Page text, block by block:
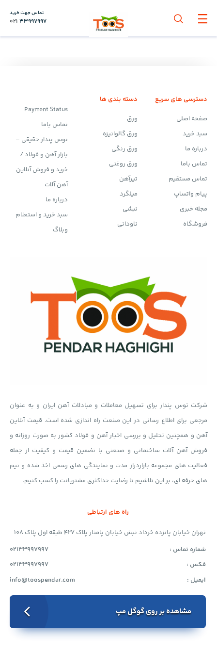
تماس جهت خرید
021 33997997
دسترسی های سریع
صفحه اصلی
سبد خرید
درباره ما
تماس باما
تماس مستقیم
پیام واتساپ
مجله خبری
فروشگاه
دسته بندی ها
ورق
ورق گالوانیزه
ورق رنگی
ورق روغنی
تیرآهن
میلگرد
نبشی
ناودانی
Payment Status
تماس باما
توس پندار حقیقی –
بازار آهن و فولاد /
خرید و فروش آنلاین
آهن آلات
درباره ما
سبد خرید و استعلام
وبلاگ
شرکت توس پندار برای تسهیل معاملات و مبادلات آهن ایران و به عنوان
مرجعی برای اطلاع رسانی در این صنعت راه اندازی شده است. قیمت آنلاین
آهن و همچنین تحلیل و بررسی اخبار آهن و فولاد کشور به صورت روزانه و
فروش آهن آلات ساختمانی و صنعتی با تضمین قیمت و کیفیت از جمله
فعالیت های مجموعه بازاردراز مدت و نمایندگی های رسمی اخذ شده و تیم
های حرفه ای، بر این تلاشیم تا رضایت حداکثری مشتریانت را کسب کنیم.
راه های ارتباطی
تهران خیابان پانزده خرداد نبش خیابان پامنار پلاک 427 طبقه اول پلاک 108
شماره تماس :
02133997997
فکس :
02133997997
ایمیل :
info@toospendar.com
مشاهده بر روی گوگل مپ